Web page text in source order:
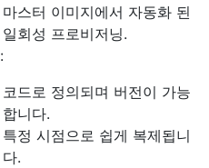
마스터 이미지에서 자동화 된
일회성 프로비저닝.
:
코드로 정의되며 버전이 가능
합니다.
특정 시점으로 쉽게 복제됩니
다.